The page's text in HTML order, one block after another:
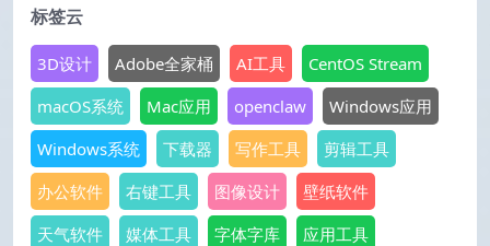
标签云
3D设计 Adobe全家桶 AI工具
CentOS Stream
macOS系统
Mac应用 openclaw
Windows应用
Windows系统
下载器 写作工具
剪辑工具
办公软件
右键工具 图像设计
壁纸软件
天气软件
媒体工具 字体字库
应用工具